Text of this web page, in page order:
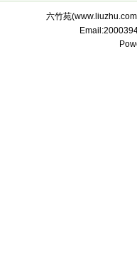
六竹苑(www.liuzhu.com